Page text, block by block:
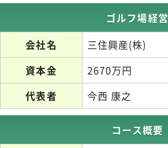
ゴルフ場経営
会社名
三住興産(株)
資本金
2670万円
代表者
今西 康之
コース概要